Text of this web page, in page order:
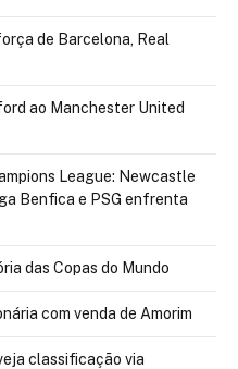
de Barcelona, Real
ao Manchester United
League: Newcastle
Benfica e PSG enfrenta
das Copas do Mundo
com venda de Amorim
classificação via